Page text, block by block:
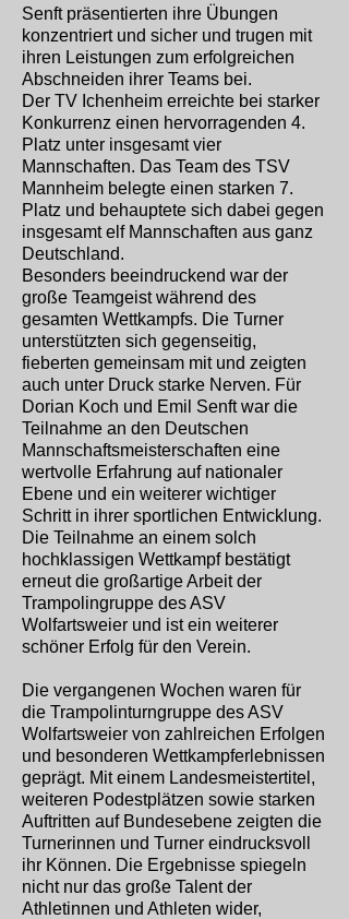
Senft präsentierten ihre Übungen
konzentriert und sicher und trugen mit
ihren Leistungen zum erfolgreichen
Abschneiden ihrer Teams bei.
Der TV Ichenheim erreichte bei starker
Konkurrenz einen hervorragenden 4.
Platz unter insgesamt vier
Mannschaften. Das Team des TSV
Mannheim belegte einen starken 7.
Platz und behauptete sich dabei gegen
insgesamt elf Mannschaften aus ganz
Deutschland.
Besonders beeindruckend war der
große Teamgeist während des
gesamten Wettkampfs. Die Turner
unterstützten sich gegenseitig,
fieberten gemeinsam mit und zeigten
auch unter Druck starke Nerven. Für
Dorian Koch und Emil Senft war die
Teilnahme an den Deutschen
Mannschaftsmeisterschaften eine
wertvolle Erfahrung auf nationaler
Ebene und ein weiterer wichtiger
Schritt in ihrer sportlichen Entwicklung.
Die Teilnahme an einem solch
hochklassigen Wettkampf bestätigt
erneut die großartige Arbeit der
Trampolingruppe des ASV
Wolfartsweier und ist ein weiterer
schöner Erfolg für den Verein.
Die vergangenen Wochen waren für
die Trampolinturngruppe des ASV
Wolfartsweier von zahlreichen Erfolgen
und besonderen Wettkampferlebnissen
geprägt. Mit einem Landesmeistertitel,
weiteren Podestplätzen sowie starken
Auftritten auf Bundesebene zeigten die
Turnerinnen und Turner eindrucksvoll
ihr Können. Die Ergebnisse spiegeln
nicht nur das große Talent der
Athletinnen und Athleten wider,